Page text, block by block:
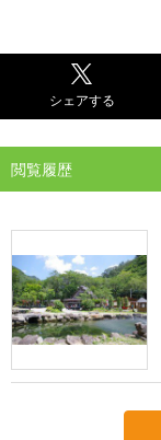
シェアする
閲覧履歴